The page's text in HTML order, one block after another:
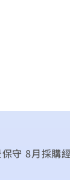
守 8月採購